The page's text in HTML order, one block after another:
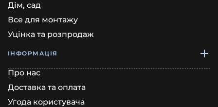
Дім, сад
Все для монтажу
Уцінка та розпродаж
ІНФОРМАЦІЯ
Про нас
Доставка та оплата
Угода користувача